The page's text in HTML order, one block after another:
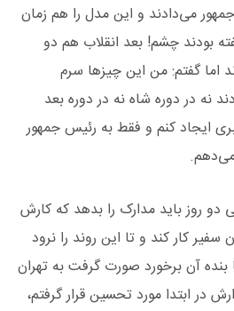
می‌دادند و این مدل را هم زمان
بودند چشم! بعد انقلاب هم دو
اما گفتم: من این چیزها سرم
نه در دوره شاه نه در دوره بعد
ایجاد کنم و فقط به رئیس جمهور
روز باید مدارک را بدهد که کارش
کار کند و تا این روند را نرود
بنده آن برخورد صورت گرفت به تهران
در ابتدا مورد تحسین قرار گرفتم،‌